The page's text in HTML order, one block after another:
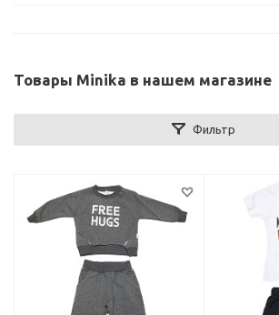
Товары Minika в нашем магазине
Фильтр